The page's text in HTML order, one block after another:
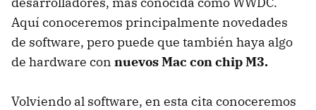
Aquí conoceremos principalmente novedades
de software, pero puede que también haya algo
de hardware con nuevos Mac con chip M3.
Volviendo al software, en esta cita conoceremos